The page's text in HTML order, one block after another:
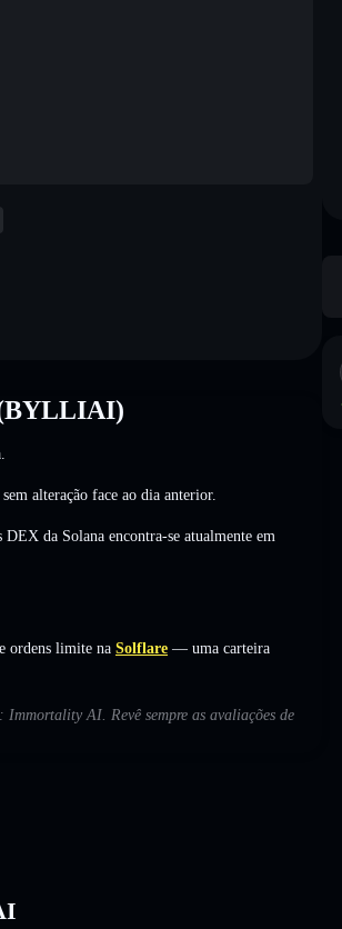
sem alteração face ao dia anterior.
DEX da Solana encontra-se atualmente em
ordens limite na Solflare — uma carteira
AI. Revê sempre as avaliações de